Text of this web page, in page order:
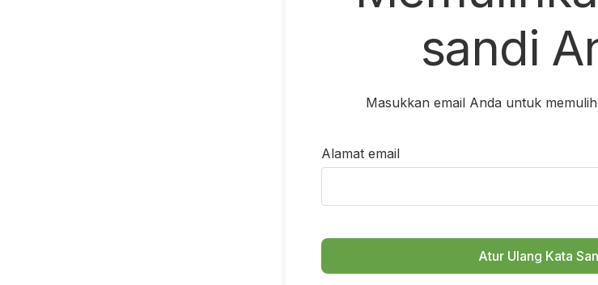
sandi
Masukkan email Anda untuk
Alamat email
Atur Ulang Kata